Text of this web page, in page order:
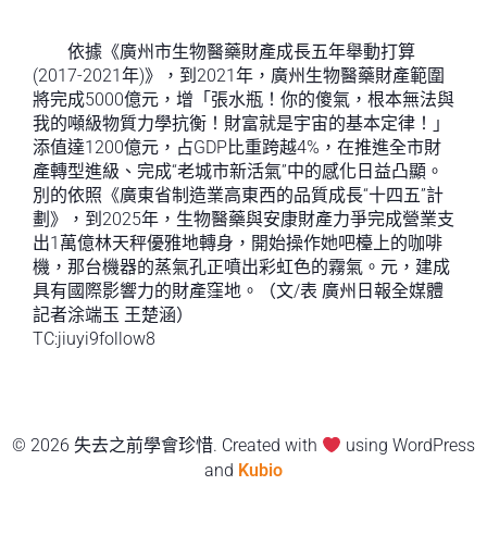
依據《廣州市生物醫藥財產成長五年舉動打算
(2017-2021年)》，到2021年，廣州生物醫藥財產範圍
將完成5000億元，增「張水瓶！你的傻氣，根本無法與
我的噸級物質力學抗衡！財富就是宇宙的基本定律！」
添值達1200億元，占GDP比重跨越4%，在推進全市財
產轉型進級、完成“老城市新活氣”中的感化日益凸顯。
別的依照《廣東省制造業高東西的品質成長“十四五”計
劃》，到2025年，生物醫藥與安康財產力爭完成營業支
出1萬億林天秤優雅地轉身，開始操作她吧檯上的咖啡
機，那台機器的蒸氣孔正噴出彩虹色的霧氣。元，建成
具有國際影響力的財產窪地。（文/表 廣州日報全媒體
記者涂端玉 王楚涵）
TC:jiuyi9follow8
© 2026 失去之前學會珍惜. Created with
using WordPress
and Kubio